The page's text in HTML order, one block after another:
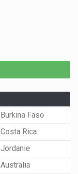
Burkina Faso
Costa Rica
Jordanie
Australia